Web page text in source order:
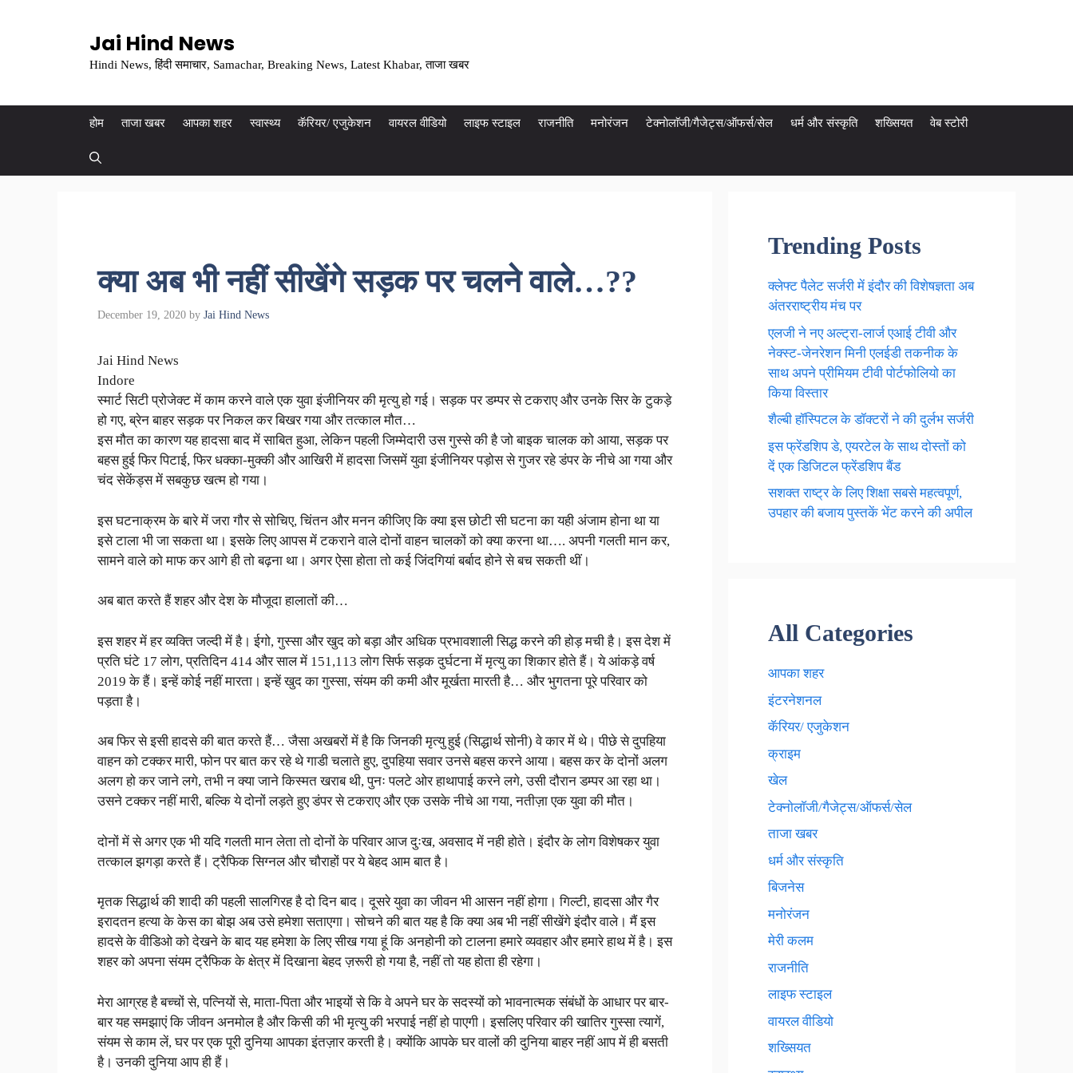
Jai Hind News
Hindi News, हिंदी समाचार, Samachar, Breaking News, Latest Khabar, ताजा खबर
होम ताजा खबर आपका शहर स्वास्थ्य कॅरियर/ एजुकेशन वायरल वीडियो लाइफ स्टाइल राजनीति मनोरंजन टेक्नाेलाॅजी/गैजेट्स/ऑफर्स/सेल धर्म और संस्कृति शख्सियत वेब स्टोरी
क्या अब भी नहीं सीखेंगे सड़क पर चलने वाले…??
December 19, 2020 by Jai Hind News
Jai Hind News
Indore
स्मार्ट सिटी प्रोजेक्ट में काम करने वाले एक युवा इंजीनियर की मृत्यु हो गई। सड़क पर डम्पर से टकराए और उनके सिर के टुकड़े
हो गए, ब्रेन बाहर सड़क पर निकल कर बिखर गया और तत्काल मौत…
इस मौत का कारण यह हादसा बाद में साबित हुआ, लेकिन पहली जिम्मेदारी उस गुस्से की है जो बाइक चालक को आया, सड़क पर
बहस हुई फिर पिटाई, फिर धक्का-मुक्की और आखिरी में हादसा जिसमें युवा इंजीनियर पड़ोस से गुजर रहे डंपर के नीचे आ गया और
चंद सेकेंड्स में सबकुछ खत्म हो गया।
इस घटनाक्रम के बारे में जरा गौर से सोचिए, चिंतन और मनन कीजिए कि क्या इस छोटी सी घटना का यही अंजाम होना था या
इसे टाला भी जा सकता था। इसके लिए आपस में टकराने वाले दोनों वाहन चालकों को क्या करना था…. अपनी गलती मान कर,
सामने वाले को माफ कर आगे ही तो बढ़ना था। अगर ऐसा होता तो कई जिंदगियां बर्बाद होने से बच सकती थीं।
अब बात करते हैं शहर और देश के मौजूदा हालातों की…
इस शहर में हर व्यक्ति जल्दी में है। ईगो, गुस्सा और खुद को बड़ा और अधिक प्रभावशाली सिद्ध करने की होड़ मची है। इस देश में
प्रति घंटे 17 लोग, प्रतिदिन 414 और साल में 151,113 लोग सिर्फ सड़क दुर्घटना में मृत्यु का शिकार होते हैं। ये आंकड़े वर्ष
2019 के हैं। इन्हें कोई नहीं मारता। इन्हें खुद का गुस्सा, संयम की कमी और मूर्खता मारती है… और भुगतना पूरे परिवार को
पड़ता है।
अब फिर से इसी हादसे की बात करते हैं… जैसा अखबरों में है कि जिनकी मृत्यु हुई (सिद्धार्थ सोनी) वे कार में थे। पीछे से दुपहिया
वाहन को टक्कर मारी, फोन पर बात कर रहे थे गाडी चलाते हुए, दुपहिया सवार उनसे बहस करने आया। बहस कर के दोनों अलग
अलग हो कर जाने लगे, तभी न क्या जाने किस्मत खराब थी, पुनः पलटे ओर हाथापाई करने लगे, उसी दौरान डम्पर आ रहा था।
उसने टक्कर नहीं मारी, बल्कि ये दोनों लड़ते हुए डंपर से टकराए और एक उसके नीचे आ गया, नतीज़ा एक युवा की मौत।
दोनों में से अगर एक भी यदि गलती मान लेता तो दोनों के परिवार आज दुःख, अवसाद में नही होते। इंदौर के लोग विशेषकर युवा
तत्काल झगड़ा करते हैं। ट्रैफिक सिग्नल और चौराहों पर ये बेहद आम बात है।
मृतक सिद्धार्थ की शादी की पहली सालगिरह है दो दिन बाद। दूसरे युवा का जीवन भी आसन नहीं होगा। गिल्टी, हादसा और गैर
इरादतन हत्या के केस का बोझ अब उसे हमेशा सताएगा। सोचने की बात यह है कि क्या अब भी नहीं सीखेंगे इंदौर वाले। मैं इस
हादसे के वीडिओ को देखने के बाद यह हमेशा के लिए सीख गया हूं कि अनहोनी को टालना हमारे व्यवहार और हमारे हाथ में है। इस
शहर को अपना संयम ट्रैफिक के क्षेत्र में दिखाना बेहद ज़रूरी हो गया है, नहीं तो यह होता ही रहेगा।
मेरा आग्रह है बच्चों से, पत्नियों से, माता-पिता और भाइयों से कि वे अपने घर के सदस्यों को भावनात्मक संबंधों के आधार पर बार-
बार यह समझाएं कि जीवन अनमोल है और किसी की भी मृत्यु की भरपाई नहीं हो पाएगी। इसलिए परिवार की खातिर गुस्सा त्यागें,
संयम से काम लें, घर पर एक पूरी दुनिया आपका इंतज़ार करती है। क्योंकि आपके घर वालों की दुनिया बाहर नहीं आप में ही बसती
है। उनकी दुनिया आप ही हैं।
Trending Posts
क्लेफ्ट पैलेट सर्जरी में इंदौर की विशेषज्ञता अब
अंतरराष्ट्रीय मंच पर
एलजी ने नए अल्ट्रा-लार्ज एआई टीवी और
नेक्स्ट-जेनरेशन मिनी एलईडी तकनीक के
साथ अपने प्रीमियम टीवी पोर्टफोलियो का
किया विस्तार
शैल्बी हॉस्पिटल के डॉक्टरों ने की दुर्लभ सर्जरी
इस फ्रेंडशिप डे, एयरटेल के साथ दोस्तों को
दें एक डिजिटल फ्रेंडशिप बैंड
सशक्त राष्ट्र के लिए शिक्षा सबसे महत्वपूर्ण,
उपहार की बजाय पुस्तकें भेंट करने की अपील
All Categories
आपका शहर
इंटरनेशनल
कॅरियर/ एजुकेशन
क्राइम
खेल
टेक्नाेलाॅजी/गैजेट्स/ऑफर्स/सेल
ताजा खबर
धर्म और संस्कृति
बिजनेस
मनोरंजन
मेरी कलम
राजनीति
लाइफ स्टाइल
वायरल वीडियो
शख्सियत